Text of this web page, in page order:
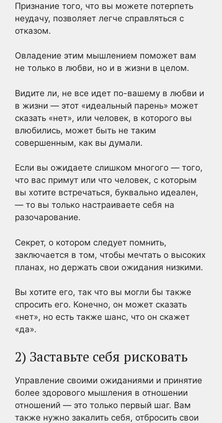
Признание того, что вы можете потерпеть
неудачу, позволяет легче справляться с
отказом.
Овладение этим мышлением поможет вам
не только в любви, но и в жизни в целом.
Видите ли, не все идет по-вашему в любви и
в жизни — этот «идеальный парень» может
сказать «нет», или человек, в которого вы
влюбились, может быть не таким
совершенным, как вы думали.
Если вы ожидаете слишком многого — того,
что вас примут или что человек, с которым
вы хотите встречаться, буквально идеален,
— то вы только настраиваете себя на
разочарование.
Секрет, о котором следует помнить,
заключается в том, чтобы мечтать о высоких
планах, но держать свои ожидания низкими.
Вы хотите его, так что вы могли бы также
спросить его. Конечно, он может сказать
«нет», но есть также шанс, что он скажет
«да».
2) Заставьте себя рисковать
Управление своими ожиданиями и принятие
более здорового мышления в отношении
отношений — это только первый шаг. Вам
также нужно закалить себя, отбросить свои